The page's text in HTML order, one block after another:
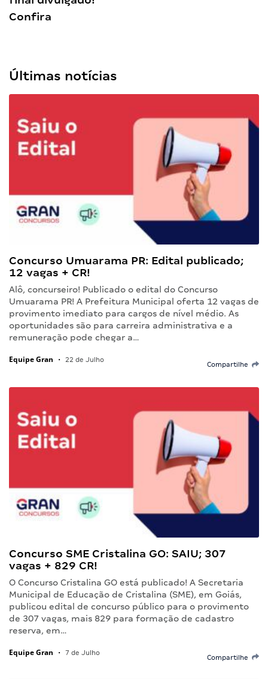
Confira
Últimas notícias
Concurso Umuarama PR: Edital publicado;
12 vagas + CR!
Alô, concurseiro! Publicado o edital do Concurso
Umuarama PR! A Prefeitura Municipal oferta 12 vagas de
provimento imediato para cargos de nível médio. As
oportunidades são para carreira administrativa e a
remuneração pode chegar a…
Equipe Gran • 22 de Julho
Compartilhe
Concurso SME Cristalina GO: SAIU; 307
vagas + 829 CR!
O Concurso Cristalina GO está publicado! A Secretaria
Municipal de Educação de Cristalina (SME), em Goiás,
publicou edital de concurso público para o provimento
de 307 vagas, mais 829 para formação de cadastro
reserva, em…
Equipe Gran • 7 de Julho
Compartilhe